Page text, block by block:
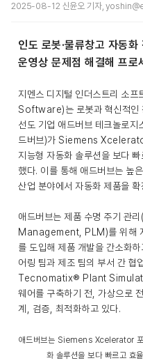
2025-08-12 신윤오 기자,
인도 로봇·물류창고 자동
운영상 문제점 해결해 프로
지멘스 디지털 인더스트리 소
Software)는 로봇과 혁신적인
선도 기업 애드버브 테크놀로
드버브)가 Siemens
지능형 자동화 솔루션을 보다
했다. 이를 통해 애드버브는 높
산업 분야에서 자동화 제품을 확
애드버브는 제품 수명 주기
Management, PLM)를 위해
를 도입해 제품 개발을 간소화
어링 팀과 제조 팀의 부서 간 협
Tecnomatix® Plant
웨어를 구축하기 전, 가상으로
계, 검증, 최적화하고 있다.
애드버브는 Siemens Xcelerator 포
화 솔루션을 보다 빠르고 효